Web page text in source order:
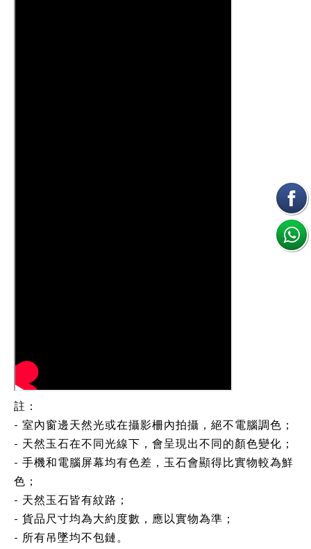
註：
- 室內窗邊天然光或在攝影柵內拍攝，絕不電腦調色；
- 天然玉石在不同光線下，會呈現出不同的顏色變化；
- 手機和電腦屏幕均有色差，玉石會顯得比實物較為鮮
色；
- 天然玉石皆有紋路；
- 貨品尺寸均為大約度數，應以實物為準；
- 所有吊墜均不包鏈。